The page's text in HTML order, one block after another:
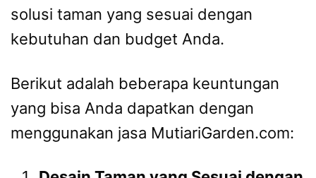
solusi taman yang sesuai dengan
kebutuhan dan budget Anda.
Berikut adalah beberapa keuntungan
yang bisa Anda dapatkan dengan
menggunakan jasa MutiariGarden.com: